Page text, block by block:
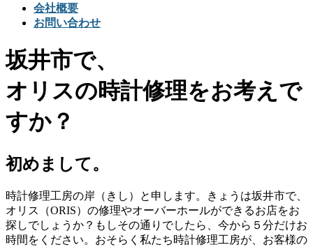
会社概要
お問い合わせ
坂井市で、
オリスの時計修理をお考えで
すか？
初めまして。
時計修理工房の岸（きし）と申します。きょうは坂井市で、
オリス（ORIS）の修理やオーバーホールができるお店をお
探しでしょうか？もしその通りでしたら、今から５分だけお
時間をください。おそらく私たち時計修理工房が、お客様の